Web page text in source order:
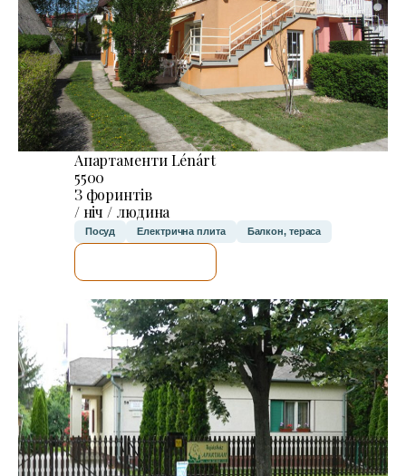
Апартаменти Lénárt
5500
З форинтів
/ ніч / людина
Посуд Електрична плита Балкон, тераса